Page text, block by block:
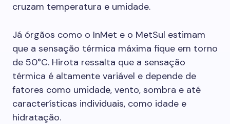
cruzam temperatura e umidade.
Já órgãos como o InMet e o MetSul estimam
que a sensação térmica máxima fique em torno
de 50°C. Hirota ressalta que a sensação
térmica é altamente variável e depende de
fatores como umidade, vento, sombra e até
características individuais, como idade e
hidratação.